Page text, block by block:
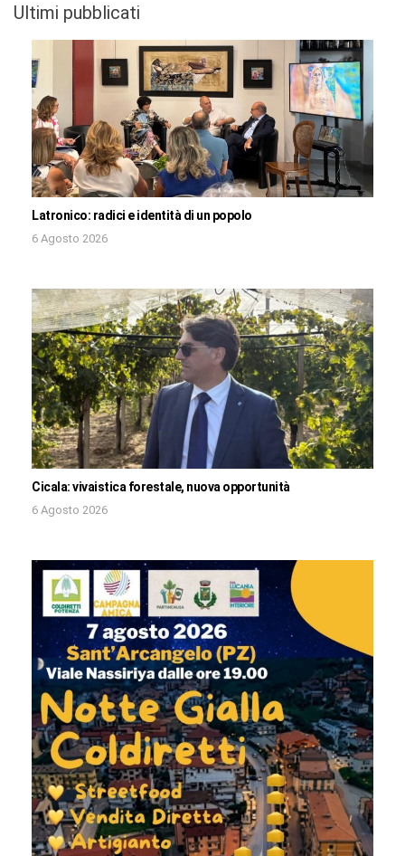
Ultimi pubblicati
Latronico: radici e identità di un popolo
6 Agosto 2026
Cicala: vivaistica forestale, nuova opportunità
6 Agosto 2026